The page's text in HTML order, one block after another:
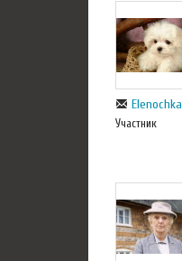
Elenochka
Участник